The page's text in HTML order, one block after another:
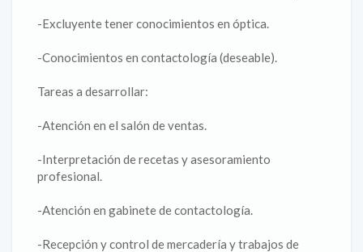
-Excluyente tener conocimientos en óptica.
-Conocimientos en contactología (deseable).
Tareas a desarrollar:
-Atención en el salón de ventas.
-Interpretación de recetas y asesoramiento
profesional.
-Atención en gabinete de contactología.
-Recepción y control de mercadería y trabajos de